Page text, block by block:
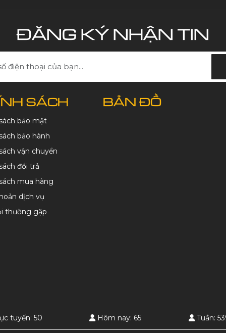
ĐĂNG KÝ NHẬN TIN
SÁCH
bảo mật
bảo hành
vận chuyển
đổi trả
mua hàng
dịch vụ
thường gặp
BẢN ĐỒ
tuyến: 50 Hôm nay: 65 Tuần: